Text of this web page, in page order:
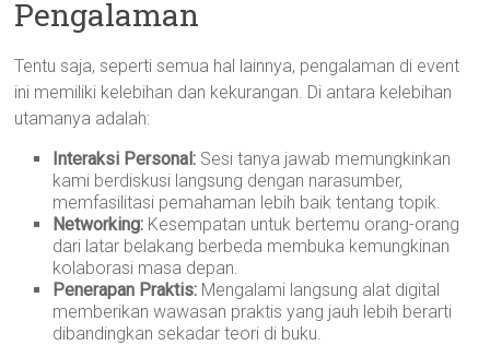
Pengalaman
Tentu saja, seperti semua hal lainnya, pengalaman di event
ini memiliki kelebihan dan kekurangan. Di antara kelebihan
utamanya adalah:
Interaksi Personal: Sesi tanya jawab memungkinkan
kami berdiskusi langsung dengan narasumber,
memfasilitasi pemahaman lebih baik tentang topik.
Networking: Kesempatan untuk bertemu orang-orang
dari latar belakang berbeda membuka kemungkinan
kolaborasi masa depan.
Penerapan Praktis: Mengalami langsung alat digital
memberikan wawasan praktis yang jauh lebih berarti
dibandingkan sekadar teori di buku.